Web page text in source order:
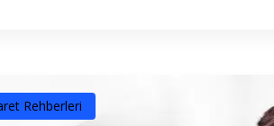
Rehberleri